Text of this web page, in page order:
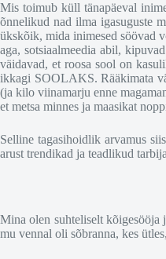
Mis toimub küll tänapäeval
õnnelikud nad ilma igasuguste
ükskõik, mida inimesed söövad
aga, sotsiaalmeedia abil,
väidavad, et roosa sool on
ikkagi SOOLAKS. Rääkimata
(ja kilo viinamarju enne
et metsa minnes ja maasikat
Selline tagasihoidlik arvamus
arust trendikad ja teadlikud
Mina olen suhteliselt kõigesööja
mu vennal oli sõbranna, kes